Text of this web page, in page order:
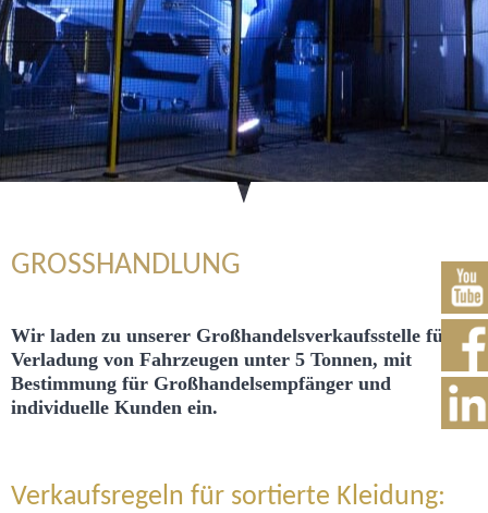
GROSSHANDLUNG
Wir laden zu unserer Großhandelsverkaufsstelle für
Verladung von Fahrzeugen unter 5 Tonnen, mit
Bestimmung für Großhandelsempfänger und
individuelle Kunden ein.
Verkaufsregeln für sortierte Kleidung: